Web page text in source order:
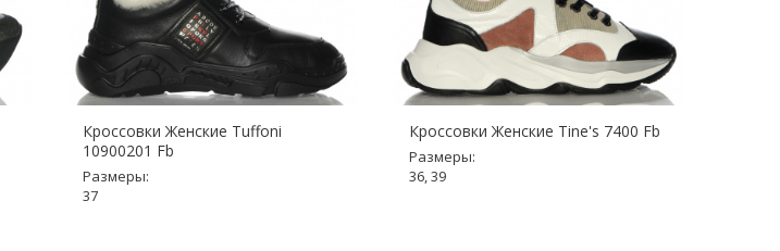
Кроссовки Женские Tuffoni
10900201 Fb
Размеры:
37
Кроссовки Женские Tine's 7400 Fb
Размеры:
36, 39